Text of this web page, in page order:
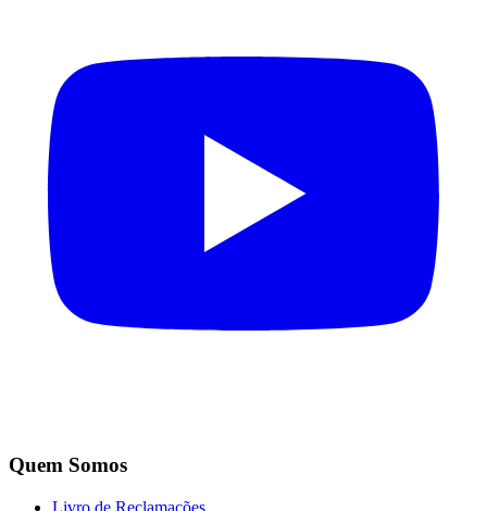
Quem Somos
Livro de Reclamações